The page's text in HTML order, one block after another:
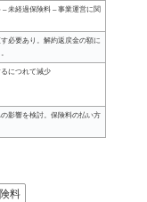
未経過保険料 – 事業運営に関
必要あり。解約返戻金の額に
につれて減少
影響を検討。保険料の払い方
料